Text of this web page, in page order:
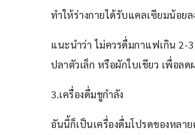
ทำให้ร่างกายได้รับแคลเซียมน้อยล
แนะนำว่า ไม่ควรดื่มกาแฟเกิน 2-
ปลาตัวเล็ก หรือผักใบเขียว เพื่อล
3.เครื่องดื่มชูกำลัง
อันนี้ก็เป็นเครื่องดื่มโปรดของหลา